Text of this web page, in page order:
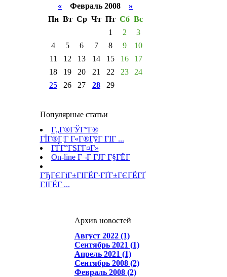
« Февраль 2008 »
Пн Вт Ср Чт Пт Сб Вс
1
2
3
4
5 6 7 8 9
10
11
12 13 14 15 16
17
18
19 20 21 22 23
24
25
26 27 28 29
Популярные статьи
Г„Г®ГЎГ°Г®
ГЇГ®Г¦Г Г«Г®ГўГ ГІГ ...
ГЃГ°ГЅГ­Г¤Г»
On-line Г¬Г ГЈГ Г§ГЁГ­
ГЂГЄГіГ±ГІГЁГ·ГҐГ±ГЄГЁГҐ
ГЈГЁГ ...
Архив новостей
Август 2022 (1)
Сентябрь 2021 (1)
Апрель 2021 (1)
Сентябрь 2008 (2)
Февраль 2008 (2)